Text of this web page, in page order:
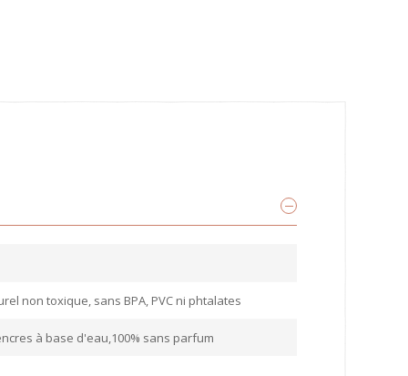
non toxique, sans BPA, PVC ni phtalates
à base d'eau,100% sans parfum